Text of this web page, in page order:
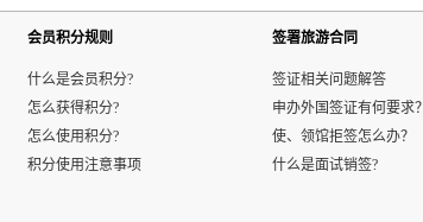
会员积分规则
什么是会员积分?
怎么获得积分?
怎么使用积分?
积分使用注意事项
签署旅游合同
签证相关问题解答
申办外国签证有何要求？
使、领馆拒签怎么办？
什么是面试销签?